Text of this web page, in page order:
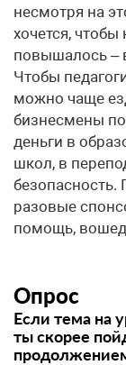
несмотря на
хочется,
повышалось –
Чтобы
можно чаще
бизнесмены
деньги в
школ, в
разовые
помощь,
Опрос
Если тема на
ты скорее